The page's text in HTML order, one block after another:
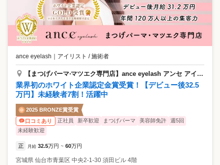
ance eyelash アイリスト / 施術者
【まつげパーマ‧マツエク専⾨店】ance eyelash アンセ アイラッシュ 仙台駅前店
業界初のホワイト企業認定金賞受賞！【デビュー後32.5
万円】未経験者7割！活躍中
2025 BRONZE賞受賞
口コミあり
正社員 新卒歓迎 まつげパーマ 美容師免許
週5回
未経験歓迎
正 月給 32.5万円 ~ 60万円
宮城県 仙台市青葉区 中央2-1-30 須田ビル 4階